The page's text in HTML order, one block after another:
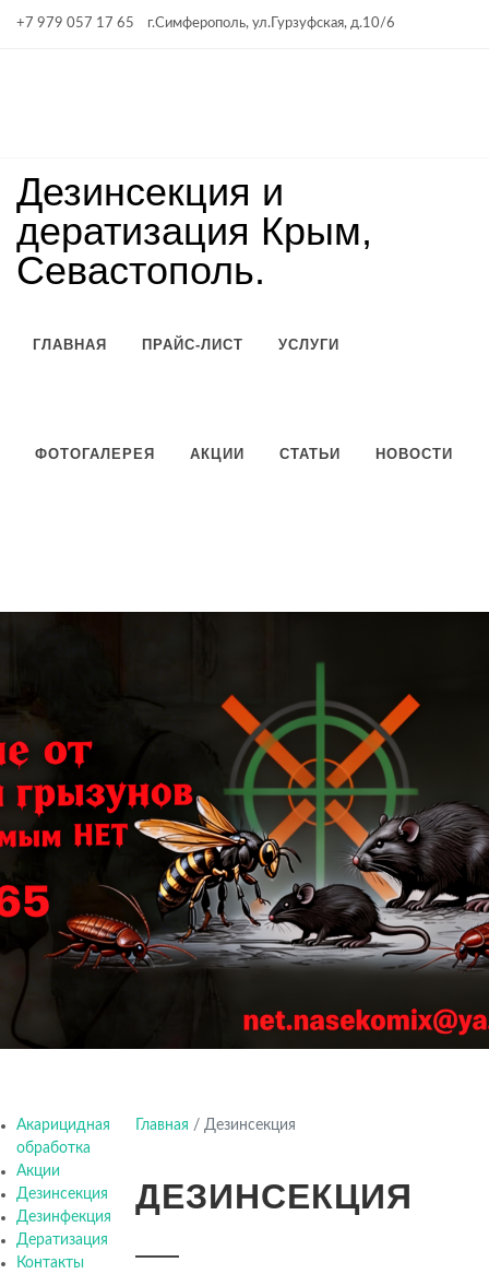
+7 979 057 17 65 г.Симферополь, ул.Гурзуфская, д.10/6
Дезинсекция и
дератизация Крым,
Севастополь.
ГЛАВНАЯ ПРАЙС-ЛИСТ УСЛУГИ
ФОТОГАЛЕРЕЯ АКЦИИ СТАТЬИ НОВОСТИ
Акарицидная
обработка
Акции
Дезинсекция
Дезинфекция
Дератизация
Контакты
Главная / Дезинсекция
ДЕЗИНСЕКЦИЯ